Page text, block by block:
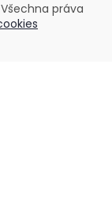
Všechna práva